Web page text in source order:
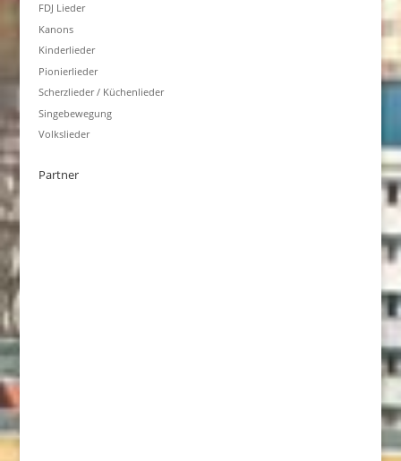
FDJ Lieder
Kanons
Kinderlieder
Pionierlieder
Scherzlieder / Küchenlieder
Singebewegung
Volkslieder
Partner